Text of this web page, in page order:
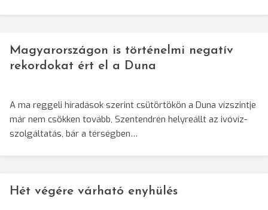
Magyarországon is történelmi negatív
rekordokat ért el a Duna
A ma reggeli híradások szerint csütörtökön a Duna vízszintje
már nem csökken tovább, Szentendrén helyreállt az ivóvíz-
szolgáltatás, bár a térségben…
Hét végére várható enyhülés